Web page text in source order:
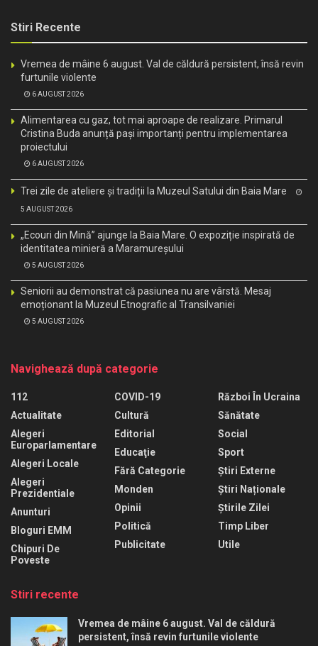
Stiri Recente
Vremea de mâine 6 august. Val de căldură persistent, însă revin
furtunile violente
6 AUGUST 2026
Alimentarea cu gaz, tot mai aproape de realizare. Primarul
Cristina Buda anunță pași importanți pentru implementarea
proiectului
6 AUGUST 2026
Trei zile de ateliere și tradiții la Muzeul Satului din Baia Mare
5 AUGUST 2026
„Ecouri din Mină” ajunge la Baia Mare. O expoziție inspirată de
identitatea minieră a Maramureșului
5 AUGUST 2026
Seniorii au demonstrat că pasiunea nu are vârstă. Mesaj
emoționant la Muzeul Etnografic al Transilvaniei
5 AUGUST 2026
Navighează după categorie
112
Actualitate
Alegeri
Europarlamentare
Alegeri Locale
Alegeri
Prezidentiale
Anunturi
Bloguri EMM
Chipuri De
Poveste
COVID-19
Cultură
Editorial
Educaţie
Fără Categorie
Monden
Opinii
Politică
Publicitate
Război În Ucraina
Sănătate
Social
Sport
Știri Externe
Știri Naționale
Știrile Zilei
Timp Liber
Utile
Stiri recente
Vremea de mâine 6 august. Val de căldură
persistent, însă revin furtunile violente